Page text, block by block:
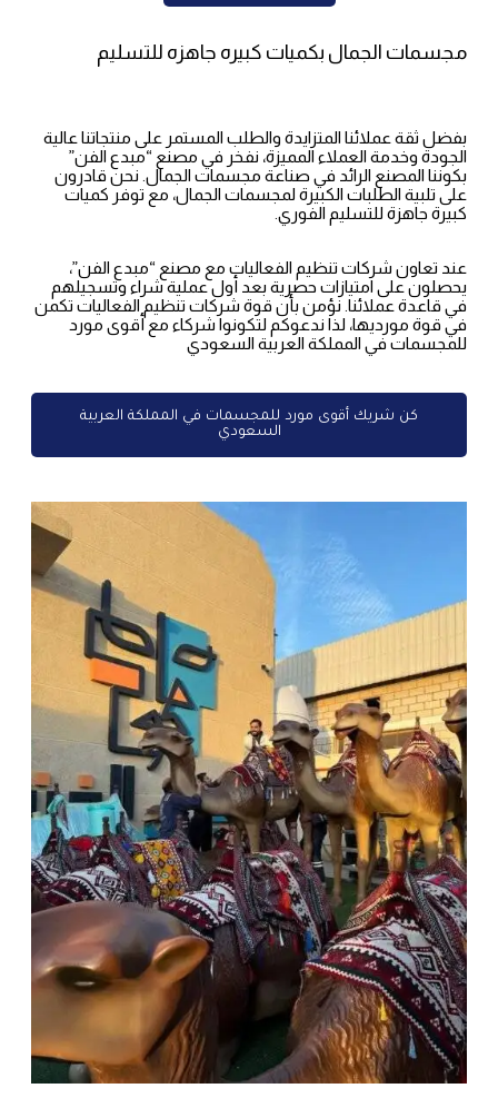
مجسمات الجمال بكميات كبيره جاهزه للتسليم
بفضل ثقة عملائنا المتزايدة والطلب المستمر على منتجاتنا عالية
الجودة وخدمة العملاء المميزة، نفخر في مصنع “مبدع الفن”
بكوننا المصنع الرائد في صناعة مجسمات الجمال. نحن قادرون
على تلبية الطلبات الكبيرة لمجسمات الجمال، مع توفر كميات
كبيرة جاهزة للتسليم الفوري.
عند تعاون شركات تنظيم الفعاليات مع مصنع “مبدع الفن”،
يحصلون على امتيازات حصرية بعد أول عملية شراء وتسجيلهم
في قاعدة عملائنا. نؤمن بأن قوة شركات تنظيم الفعاليات تكمن
في قوة مورديها، لذا ندعوكم لتكونوا شركاء مع أقوى مورد
للمجسمات في المملكة العربية السعودي
كن شريك أقوى مورد للمجسمات في المملكة العربية
السعودي